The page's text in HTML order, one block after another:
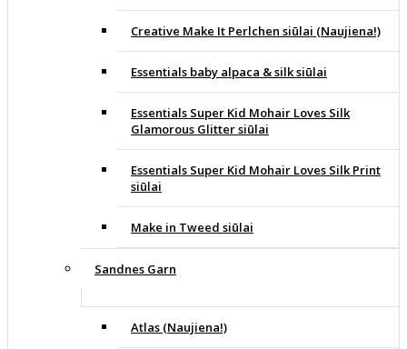
Creative Make It Perlchen siūlai (Naujiena!)
Essentials baby alpaca & silk siūlai
Essentials Super Kid Mohair Loves Silk
Glamorous Glitter siūlai
Essentials Super Kid Mohair Loves Silk Print
siūlai
Make in Tweed siūlai
Sandnes Garn
Atlas (Naujiena!)